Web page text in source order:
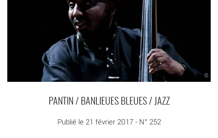
©
PANTIN / BANLIEUES BLEUES / JAZZ
Publié le 21 février 2017 - N° 252